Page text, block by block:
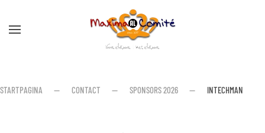
Skip to main content
STARTPAGINA CONTACT SPONSORS 2026 INTECHMAN